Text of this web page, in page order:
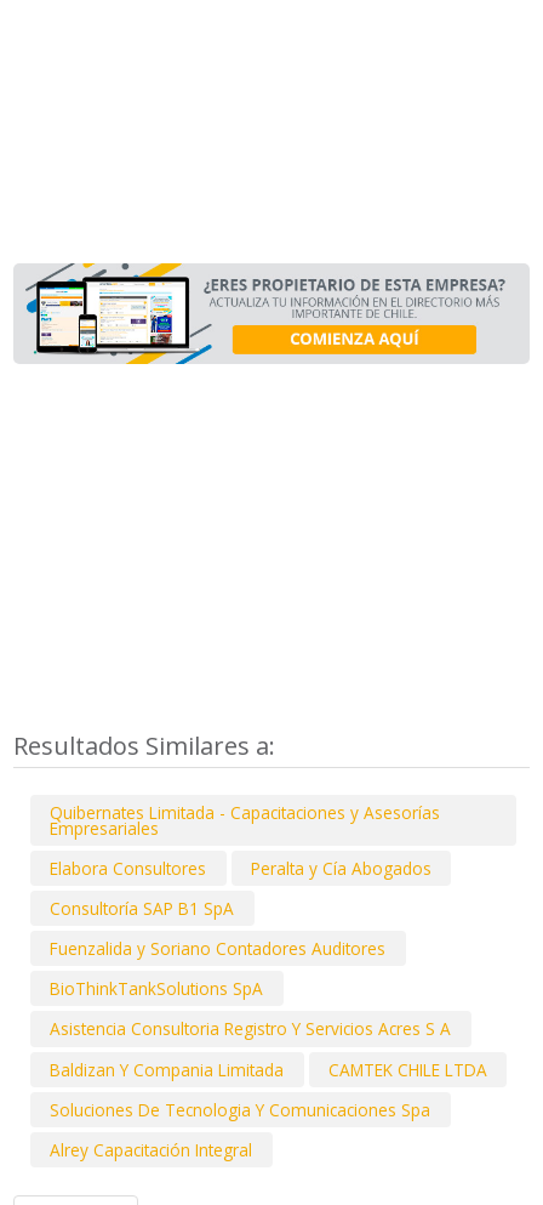
Resultados Similares a:
Quibernates Limitada - Capacitaciones y Asesorías
Empresariales
Elabora Consultores
Peralta y Cía Abogados
Consultoría SAP B1 SpA
Fuenzalida y Soriano Contadores Auditores
BioThinkTankSolutions SpA
Asistencia Consultoria Registro Y Servicios Acres S A
Baldizan Y Compania Limitada
CAMTEK CHILE LTDA
Soluciones De Tecnologia Y Comunicaciones Spa
Alrey Capacitación Integral